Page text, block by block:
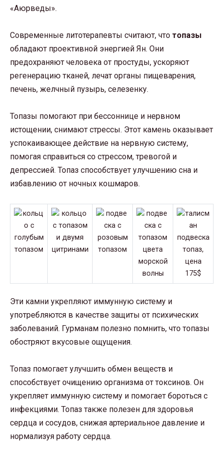
«Аюрведы».
Современные литотерапевты считают, что топазы
обладают проективной энергией Ян. Они
предохраняют человека от простуды, ускоряют
регенерацию тканей, лечат органы пищеварения,
печень, желчный пузырь, селезенку.
Топазы помогают при бессоннице и нервном
истощении, снимают стрессы. Этот камень оказывает
успокаивающее действие на нервную систему,
помогая справиться со стрессом, тревогой и
депрессией. Топаз способствует улучшению сна и
избавлению от ночных кошмаров.
Эти камни укрепляют иммунную систему и
употребляются в качестве защиты от психических
заболеваний. Гурманам полезно помнить, что топазы
обостряют вкусовые ощущения.
Топаз помогает улучшить обмен веществ и
способствует очищению организма от токсинов. Он
укрепляет иммунную систему и помогает бороться с
инфекциями. Топаз также полезен для здоровья
сердца и сосудов, снижая артериальное давление и
нормализуя работу сердца.